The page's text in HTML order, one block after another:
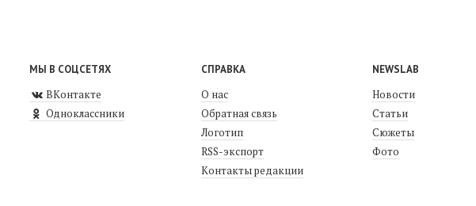
МЫ В СОЦСЕТЯХ
ВКонтакте
Одноклассники
СПРАВКА
О нас
Обратная связь
Логотип
RSS-экспорт
Контакты редакции
NEWSLAB
Новости
Статьи
Сюжеты
Фото